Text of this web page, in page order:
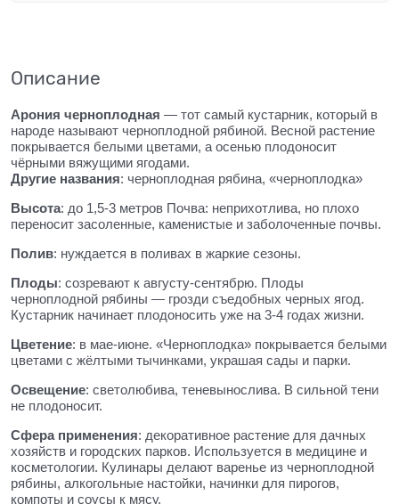
Описание
Арония черноплодная — тот самый кустарник, который в
народе называют черноплодной рябиной. Весной растение
покрывается белыми цветами, а осенью плодоносит
чёрными вяжущими ягодами.
Другие названия: черноплодная рябина, «черноплодка»
Высота: до 1,5-3 метров Почва: неприхотлива, но плохо
переносит засоленные, каменистые и заболоченные почвы.
Полив: нуждается в поливах в жаркие сезоны.
Плоды: созревают к августу-сентябрю. Плоды
черноплодной рябины — грозди съедобных черных ягод.
Кустарник начинает плодоносить уже на 3-4 годах жизни.
Цветение: в мае-июне. «Черноплодка» покрывается белыми
цветами с жёлтыми тычинками, украшая сады и парки.
Освещение: светолюбива, теневынослива. В сильной тени
не плодоносит.
Сфера применения: декоративное растение для дачных
хозяйств и городских парков. Используется в медицине и
косметологии. Кулинары делают варенье из черноплодной
рябины, алкогольные настойки, начинки для пирогов,
компоты и соусы к мясу.